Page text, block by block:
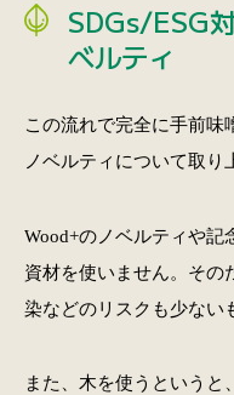
SDGs/ESG
ベルティ
この流れで完全に手前味
ノベルティについて取り
Wood+のノベルティや
資材を使いません。その
染などのリスクも少ない
また、木を使うというと